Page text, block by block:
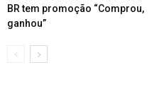
BR tem promoção “Comprou,
ganhou”